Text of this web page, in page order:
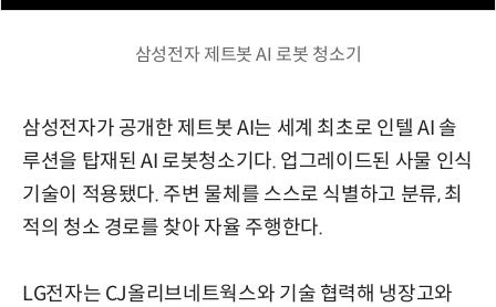
삼성전자 제트봇 AI 로봇 청소기
삼성전자가 공개한 제트봇 AI는 세계 최초로 인텔 AI 솔
루션을 탑재된 AI 로봇청소기다. 업그레이드된 사물 인식
기술이 적용됐다. 주변 물체를 스스로 식별하고 분류, 최
적의 청소 경로를 찾아 자율 주행한다.
LG전자는 CJ올리브네트웍스와 기술 협력해 냉장고와